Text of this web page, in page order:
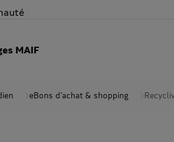
MAIF
eBons d'achat & shopping